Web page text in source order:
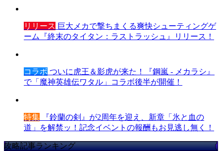
リリース 巨大メカで撃ちまくる爽快シューティングゲ
ーム『終末のタイタン：ラストラッシュ』リリース！
コラボ ついに虎王＆影虎が来た！『鋼嵐 - メカラシ』
で「魔神英雄伝ワタル」コラボ後半が開催！
特集 『鈴蘭の剣』が2周年を迎え、新章「氷と血の
道」を解禁ッ！記念イベントの報酬もお見逃し無く！
攻略記事ランキング